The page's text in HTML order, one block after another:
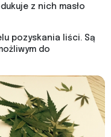
z nich masło
pozyskania liści. Są
do